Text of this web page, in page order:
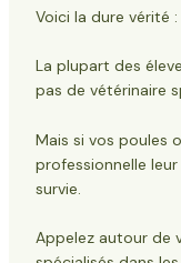
Voici la dure vérité :
La plupart des
pas de vétérinaire
Mais si vos poules
professionnelle
survie.
Appelez autour de